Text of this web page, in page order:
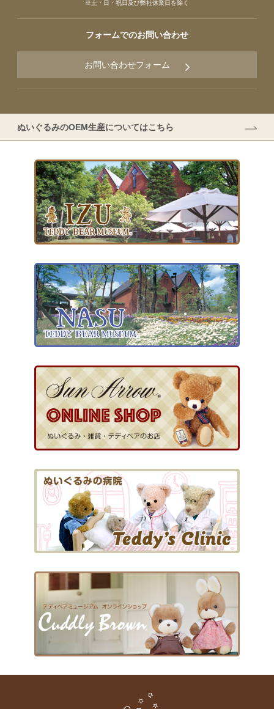
※土・日・祝日及び弊社休業日を除く
フォームでのお問い合わせ
お問い合わせフォーム
ぬいぐるみのOEM生産についてはこちら